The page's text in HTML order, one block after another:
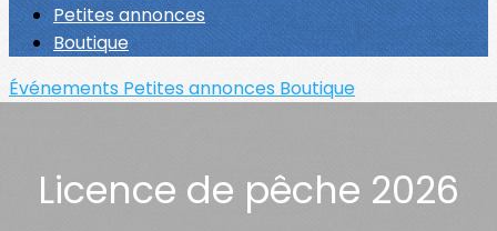
Petites annonces
Boutique
Événements Petites annonces Boutique
Licence de pêche 2026